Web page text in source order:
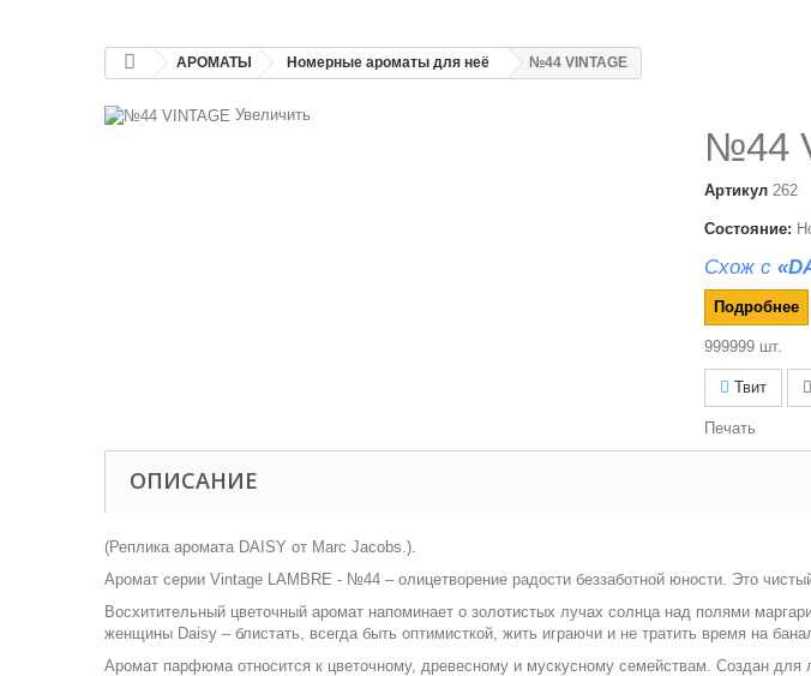
АРОМАТЫ Номерные ароматы для неё №44 VINTAGE
Увеличить
№44
Артикул 262
Состояние:
Схож с
Подробнее
999999 шт.
Твит
Печать
ОПИСАНИЕ
(Реплика аромата DAISY от Marc Jacobs.).
Аромат серии Vintage LAMBRE - №44 – олицетворение радости беззаботной юности. Это
Восхитительный цветочный аромат напоминает о золотистых лучах солнца над полями
женщины Daisy – блистать, всегда быть оптимисткой, жить играючи и не тратить время на
Аромат парфюма относится к цветочному, древесному и мускусному семействам. Создан для